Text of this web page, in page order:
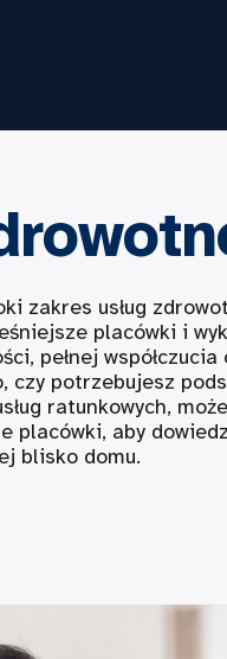
zakres usług
placówki i
pełnej
czy potrzebujesz
ratunkowych,
placówki, aby
blisko domu.